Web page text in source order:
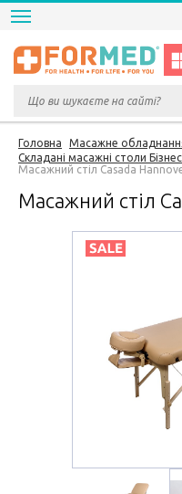
Головна Масажне
Складані масажні столи
Масажний стіл Casada
Масажний стіл